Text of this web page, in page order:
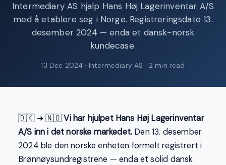
Intermediary AS hjalp Hans Høj Lagerinventar A/S
med å etablere seg i Norge. Registreringsdato 13.
desember 2024 — enda et dansk-norsk
kundecase.
13 Dec 2024 · Intermediary AS · 2 min read
🇩🇰 ➜ 🇳🇴Vi har hjulpet Hans Høj Lagerinventar
A/S inn i det norske markedet. Den 13. desember
2024 ble den norske enheten formelt registrert i
Brønnøysundregistrene — enda et solid dansk